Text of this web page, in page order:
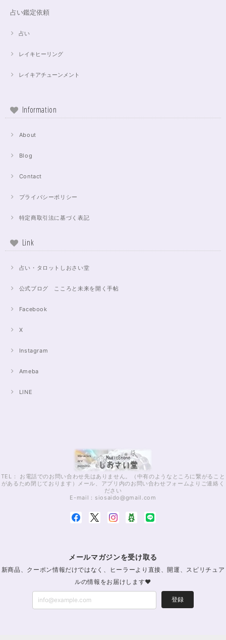
占い鑑定依頼
占い
レイキヒーリング
レイキアチューンメント
Information
About
Blog
Contact
プライバシーポリシー
特定商取引法に基づく表記
Link
占い・タロットしおさい堂
公式ブログ こころと未来を開く手帖
Facebook
X
Instagram
Ameba
LINE
TEL： お電話でのお問い合わせ先はありません。（中有のようなところに繋がること
があるため閉じております）メール、アプリ内のお問い合わせフォームよりご連絡く
ださい
E-mail： siosaido@gmail.com
メールマガジンを受け取る
新商品、クーポン情報だけではなく、ヒーラーより直接、開運、スピリチュア
ルの情報をお届けします♥
登録